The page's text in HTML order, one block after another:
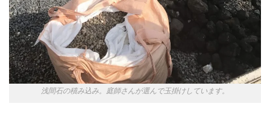
浅間石の積み込み。庭師さんが選んで玉掛けしています。